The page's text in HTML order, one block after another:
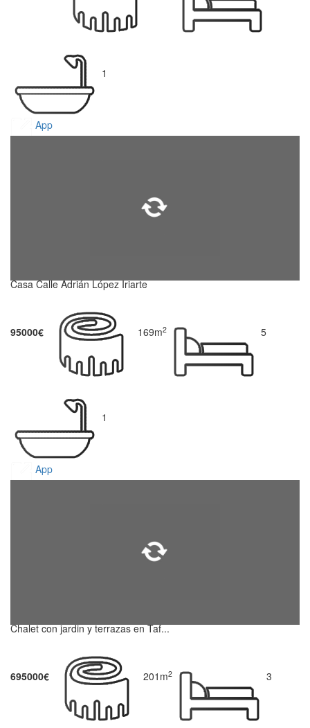
1
App
Casa Calle Adrián López Iriarte
95000€ 169m2 5
1
App
Chalet con jardin y terrazas en Taf...
695000€ 201m2 3